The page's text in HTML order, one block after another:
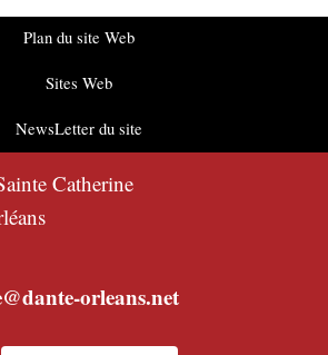
Plan du site Web
Sites Web
NewsLetter du site
Catherine
orleans.net